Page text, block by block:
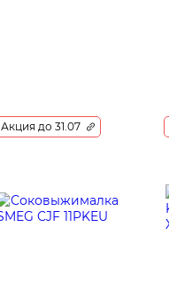
Акция до 31.07